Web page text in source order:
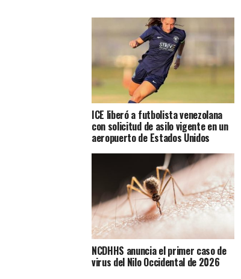
ICE liberó a futbolista venezolana
con solicitud de asilo vigente en un
aeropuerto de Estados Unidos
NCDHHS anuncia el primer caso de
virus del Nilo Occidental de 2026